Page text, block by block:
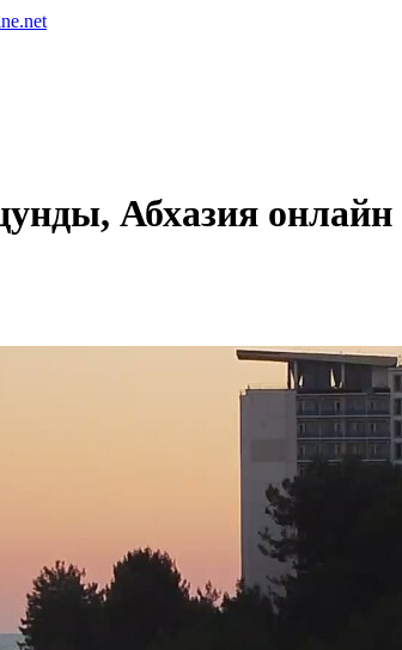
.net
Абхазия онлайн